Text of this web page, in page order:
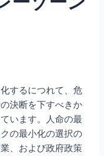
するにつれて、危
決断を下すべきか
います。人命の最
の最小化の選択の
、および政府政策